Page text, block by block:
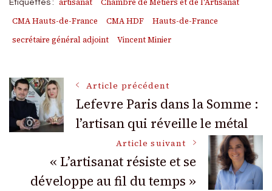
Étiquettes : artisanat
Chambre de Métiers et de l'Artisanat
CMA Hauts-de-France
CMA HDF
Hauts-de-France
secrétaire général adjoint
Vincent Minier
Navigation
des
articles
Article précédent
Lefevre Paris dans la Somme :
l’artisan qui réveille le métal
Article suivant
« L’artisanat résiste et se
développe au fil du temps »